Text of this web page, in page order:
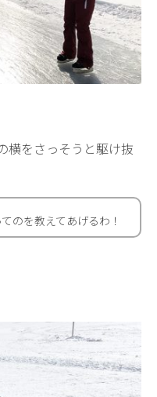
横をさっそうと駆け抜
のを教えてあげるわ！